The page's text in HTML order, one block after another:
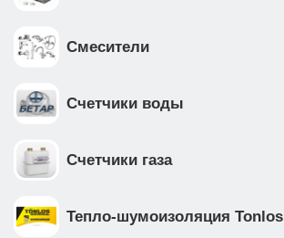
Смесители
Счетчики воды
Счетчики газа
Тепло-шумоизоляция Tonlos